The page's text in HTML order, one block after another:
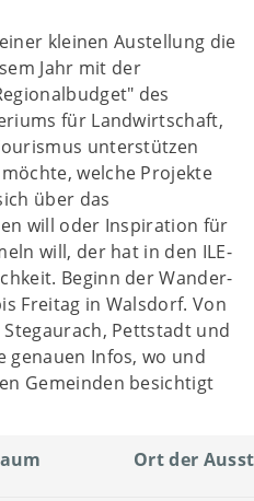
kleinen Austellung die
Jahr mit der
des
für Landwirtschaft,
unterstützen
welche Projekte
über das
will oder Inspiration für
will, der hat in den ILE-
Beginn der Wander-
Freitag in Walsdorf. Von
Pettstadt und
genauen Infos, wo und
Gemeinden besichtigt
Ort der